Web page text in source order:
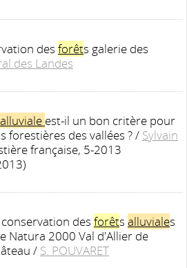
des forêts galerie des
des Landes
alluviale est-il un bon critère pour
forestières des vallées ?/ Sylvain
française, 5-2013
des forêts alluviales
Natura 2000 Val d'Allier de
/ S. POUVARET